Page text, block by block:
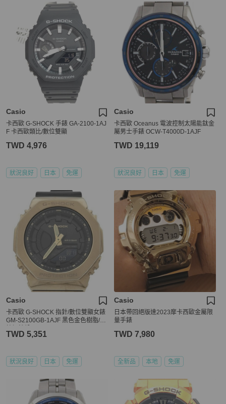
Casio
卡西歐 G-SHOCK 手錶 GA-2100-1AJ
F 卡西歐類比/數位雙顯
TWD 4,976
狀況良好 日本 免運
Casio
卡西歐 Oceanus 電波控制太陽能鈦金
屬男士手錶 OCW-T4000D-1AJF
TWD 19,119
狀況良好 日本 免運
Casio
卡西歐 G-SHOCK 指針/數位雙顯女錶
GM-S2100GB-1AJF 黑色金色樹脂/不
TWD 5,351
狀況良好 日本 免運
Casio
日本帶回絕版達2023摩卡西歐金屬限
量手錶
TWD 7,980
全新品 本地 免運